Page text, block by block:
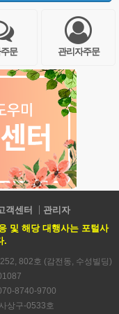
문 관리자주문
객센터
관리자
및 해당 대행사는 포털사
.
802호 (감전동, 수성빌딩)
8740-9700
상구-0533호